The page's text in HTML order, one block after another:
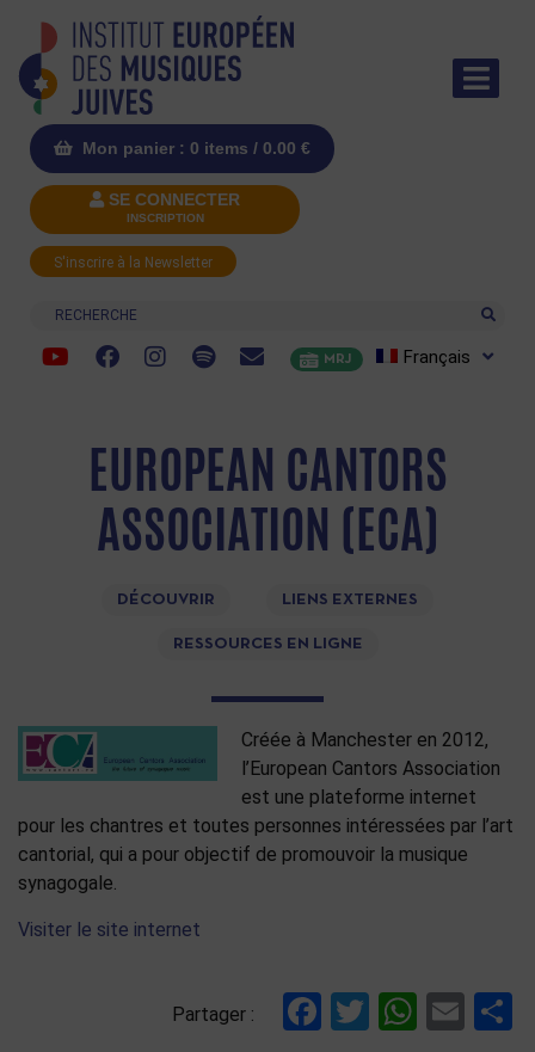
Mon panier : 0 items / 0.00 €
SE CONNECTER
INSCRIPTION
S'inscrire à la Newsletter
Recherche
MRJ Français
EUROPEAN CANTORS
ASSOCIATION (ECA)
DÉCOUVRIR LIENS EXTERNES
RESSOURCES EN LIGNE
Créée à Manchester en 2012,
l’European Cantors Association
est une plateforme internet
pour les chantres et toutes personnes intéressées par l’art
cantorial, qui a pour objectif de promouvoir la musique
synagogale.
Visiter le site internet
Partager : Facebook
Twitter